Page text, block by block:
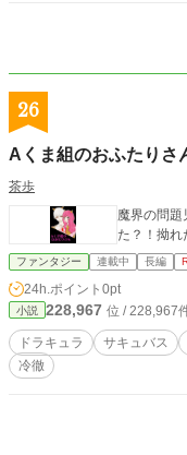
26
Aくま組のおふたりさ
茶歩
魔界の問
た？！拗
ファンタジー 連載中 長編
24h.ポイント 0pt
小説 228,967 位 / 228,967
ドラキュラ サキュバス
冷徹